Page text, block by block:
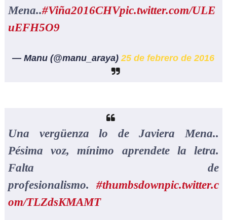
Mena..#Viña2016CHVpic.twitter.com/ULE
uEFH5O9
— Manu (@manu_araya)25 de febrero de 2016
Una vergüenza lo de Javiera Mena..
Pésima voz, mínimo aprendete la letra.
Falta de
profesionalismo.#thumbsdownpic.twitter.c
om/TLZdsKMAMT